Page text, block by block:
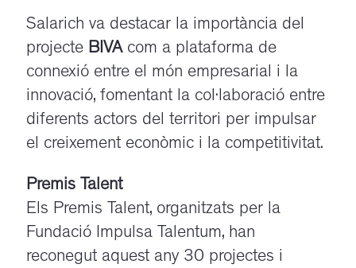
Salarich va destacar la importància del
projecte BIVAcom a plataforma de
connexió entre el món empresarial i la
innovació, fomentant la col·laboració entre
diferents actors del territori per impulsar
el creixement econòmic i la competitivitat.
Premis Talent
Els Premis Talent, organitzats per la
Fundació Impulsa Talentum, han
reconegut aquest any 30 projectes i